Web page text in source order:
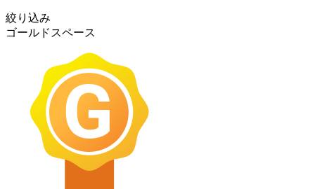
絞り込み
ゴールドスペース